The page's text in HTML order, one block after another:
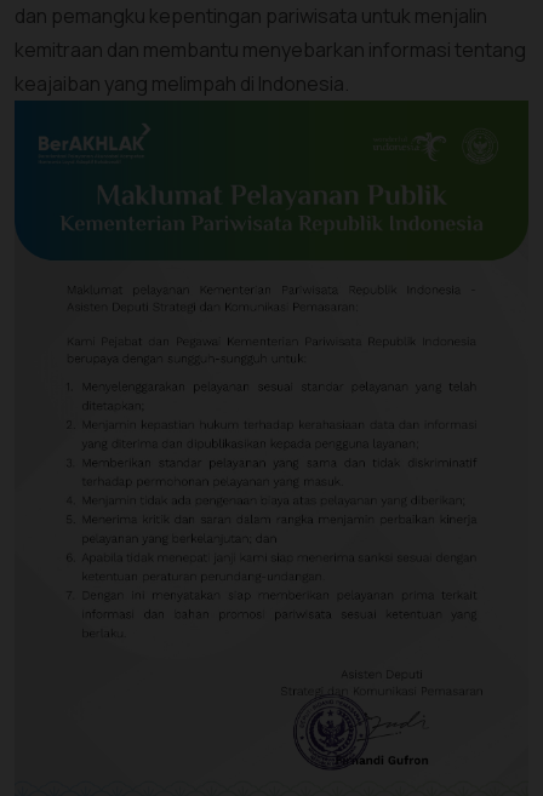
dan pemangku kepentingan pariwisata untuk menjalin
kemitraan dan membantu menyebarkan informasi tentang
keajaiban yang melimpah di Indonesia.